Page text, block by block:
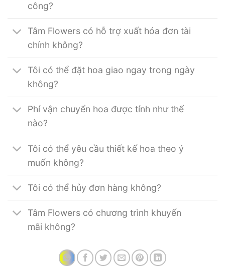
công?
Tâm Flowers có hỗ trợ xuất hóa đơn tài
chính không?
Tôi có thể đặt hoa giao ngay trong ngày
không?
Phí vận chuyển hoa được tính như thế
nào?
Tôi có thể yêu cầu thiết kế hoa theo ý
muốn không?
Tôi có thể hủy đơn hàng không?
Tâm Flowers có chương trình khuyến
mãi không?